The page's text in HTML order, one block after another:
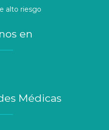
alto riesgo
en
Médicas